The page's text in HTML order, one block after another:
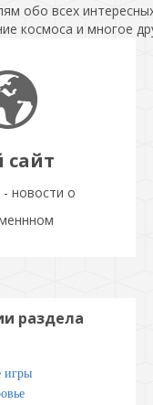
обо всех
космоса и многое
сайт
- новости о
раздела
игры